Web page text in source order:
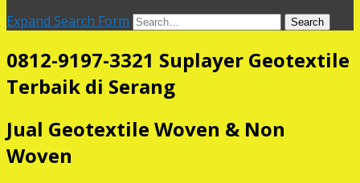
Expand Search Form
Search
0812-9197-3321 Suplayer Geotextile
Terbaik di Serang
Jual Geotextile Woven & Non
Woven